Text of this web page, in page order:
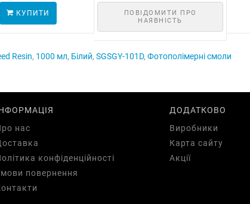
КУПИТИ
ПОВІДОМИТИ ПРО
НАЯВНІСТЬ
Resin, 1000 мл, Білий, SGSGY-101D, Фотополімерні смоли
нас
конфіденційності
повернення
ДОДАТКОВО
Виробники
Карта сайту
Акції